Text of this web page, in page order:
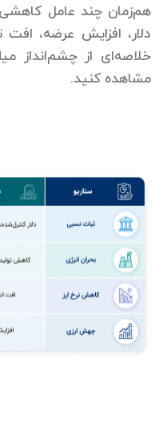
هم‌زمان چند عامل
دلار، افزایش عرضه،
مشاهده کنید.